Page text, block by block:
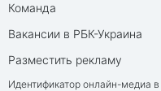
Команда
Вакансии в РБК-Украина
Разместить рекламу
Идентификатор онлайн-медиа